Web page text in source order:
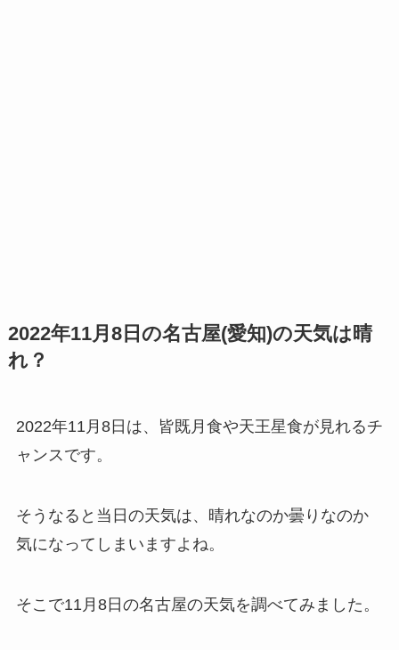
2022年11月8日の名古屋(愛知)の天気は晴
れ？
2022年11月8日は、皆既月食や天王星食が見れるチ
ャンスです。
そうなると当日の天気は、晴れなのか曇りなのか
気になってしまいますよね。
そこで11月8日の名古屋の天気を調べてみました。